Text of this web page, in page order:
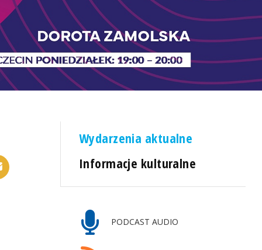
Wydarzenia aktualne
Informacje kulturalne
PODCAST AUDIO